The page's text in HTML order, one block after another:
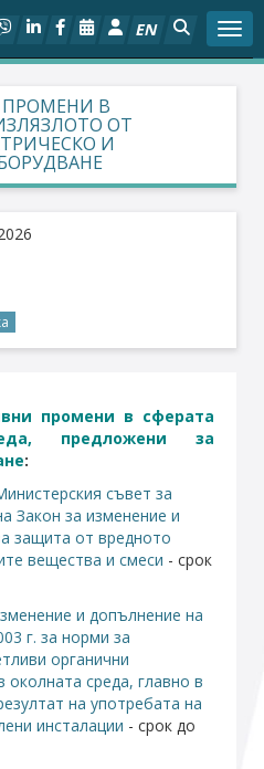
EN
Абонирайте се!
ПРОМЕНИ В
ОТ
И
промени в сферата
, предложени за
:
съвет за
Закон за изменение и
защита от вредното
вещества и смеси - срок
и допълнение на
г. за норми за
органични
околната среда, главно в
на употребата на
инсталации - срок до